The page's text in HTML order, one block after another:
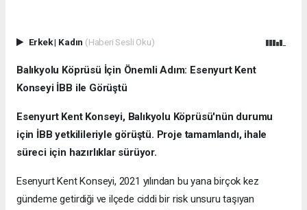
Erkek| Kadın (Haberi Sesli Oku)
Balıkyolu Köprüsü İçin Önemli Adım: Esenyurt Kent
Konseyi İBB ile Görüştü
Esenyurt Kent Konseyi, Balıkyolu Köprüsü'nün durumu
için İBB yetkilileriyle görüştü. Proje tamamlandı, ihale
süreci için hazırlıklar sürüyor.
Esenyurt Kent Konseyi, 2021 yılından bu yana birçok kez
gündeme getirdiği ve ilçede ciddi bir risk unsuru taşıyan